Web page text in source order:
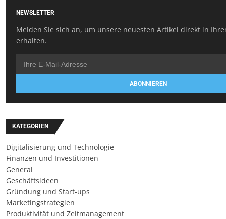
NEWSLETTER
Melden Sie sich an, um unsere neuesten Artikel direkt in
erhalten.
ABONNIEREN
KATEGORIEN
Digitalisierung und Technologie
Finanzen und Investitionen
General
Geschäftsideen
Gründung und Start-ups
Marketingstrategien
Produktivität und Zeitmanagement